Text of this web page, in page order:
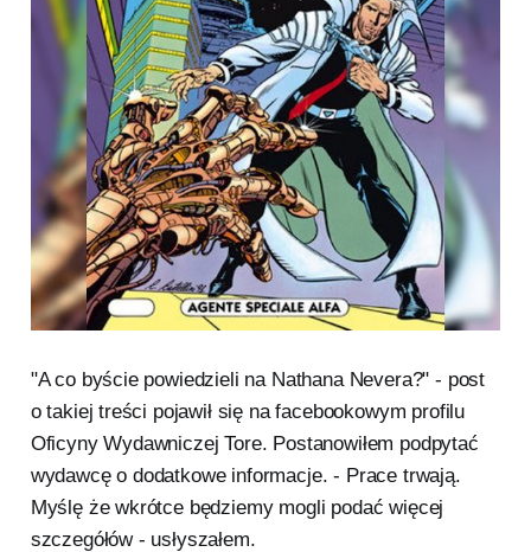
"A co byście powiedzieli na Nathana Nevera?" - post
o takiej treści pojawił się na facebookowym profilu
Oficyny Wydawniczej Tore. Postanowiłem podpytać
wydawcę o dodatkowe informacje. - Prace trwają.
Myślę że wkrótce będziemy mogli podać więcej
szczegółów - usłyszałem.